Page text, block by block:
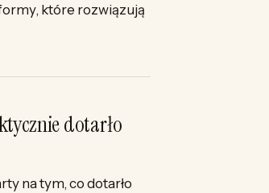
które rozwiązują
dotarło
na tym, co dotarło